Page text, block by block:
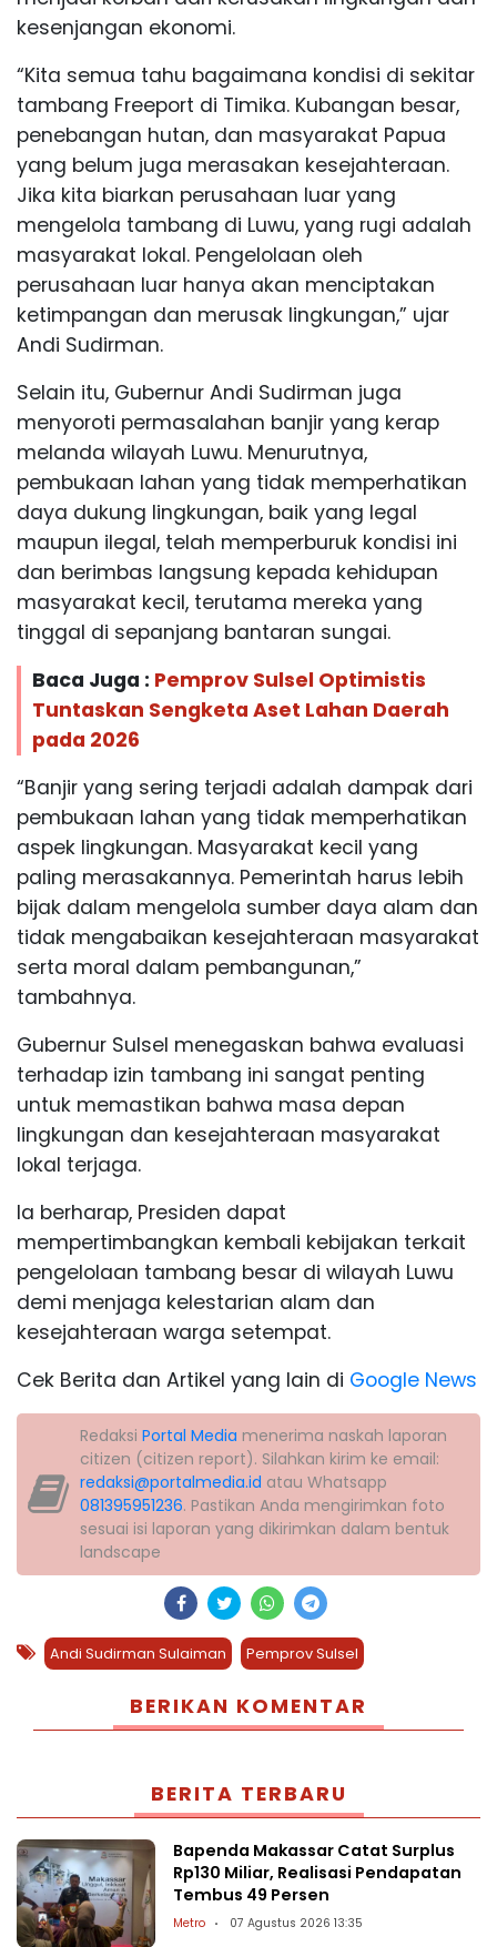
kesenjangan ekonomi.
“Kita semua tahu bagaimana kondisi di sekitar
tambang Freeport di Timika. Kubangan besar,
penebangan hutan, dan masyarakat Papua
yang belum juga merasakan kesejahteraan.
Jika kita biarkan perusahaan luar yang
mengelola tambang di Luwu, yang rugi adalah
masyarakat lokal. Pengelolaan oleh
perusahaan luar hanya akan menciptakan
ketimpangan dan merusak lingkungan,” ujar
Andi Sudirman.
Selain itu, Gubernur Andi Sudirman juga
menyoroti permasalahan banjir yang kerap
melanda wilayah Luwu. Menurutnya,
pembukaan lahan yang tidak memperhatikan
daya dukung lingkungan, baik yang legal
maupun ilegal, telah memperburuk kondisi ini
dan berimbas langsung kepada kehidupan
masyarakat kecil, terutama mereka yang
tinggal di sepanjang bantaran sungai.
Baca Juga : Pemprov Sulsel Optimistis
Tuntaskan Sengketa Aset Lahan Daerah
pada 2026
“Banjir yang sering terjadi adalah dampak dari
pembukaan lahan yang tidak memperhatikan
aspek lingkungan. Masyarakat kecil yang
paling merasakannya. Pemerintah harus lebih
bijak dalam mengelola sumber daya alam dan
tidak mengabaikan kesejahteraan masyarakat
serta moral dalam pembangunan,”
tambahnya.
Gubernur Sulsel menegaskan bahwa evaluasi
terhadap izin tambang ini sangat penting
untuk memastikan bahwa masa depan
lingkungan dan kesejahteraan masyarakat
lokal terjaga.
Ia berharap, Presiden dapat
mempertimbangkan kembali kebijakan terkait
pengelolaan tambang besar di wilayah Luwu
demi menjaga kelestarian alam dan
kesejahteraan warga setempat.
Cek Berita dan Artikel yang lain di Google News
Redaksi Portal Media menerima naskah laporan
citizen (citizen report). Silahkan kirim ke email:
redaksi@portalmedia.id atau Whatsapp
081395951236. Pastikan Anda mengirimkan foto
sesuai isi laporan yang dikirimkan dalam bentuk
landscape
Andi Sudirman Sulaiman Pemprov Sulsel
BERIKAN KOMENTAR
BERITA TERBARU
Bapenda Makassar Catat Surplus
Rp130 Miliar, Realisasi Pendapatan
Tembus 49 Persen
Metro 07 Agustus 2026 13:35